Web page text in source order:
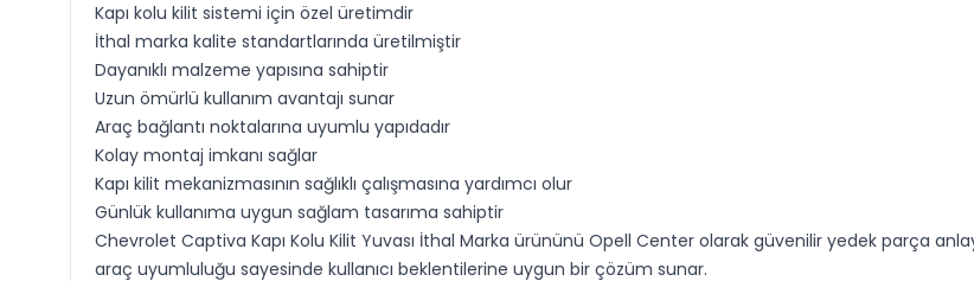
Kapı kolu kilit sistemi için özel üretimdir
İthal marka kalite standartlarında üretilmiştir
Dayanıklı malzeme yapısına sahiptir
Uzun ömürlü kullanım avantajı sunar
Araç bağlantı noktalarına uyumlu yapıdadır
Kolay montaj imkanı sağlar
Kapı kilit mekanizmasının sağlıklı çalışmasına yardımcı olur
Günlük kullanıma uygun sağlam tasarıma sahiptir
Chevrolet Captiva Kapı Kolu Kilit Yuvası İthal Marka ürününü Opell Center olarak güvenilir yedek parça
araç uyumluluğu sayesinde kullanıcı beklentilerine uygun bir çözüm sunar.